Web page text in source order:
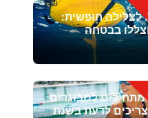
לצלילה חופשית:
בבטחה
למבוגרים:
לדעת בשנת